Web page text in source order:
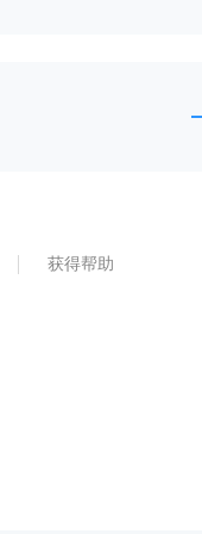
获得帮助